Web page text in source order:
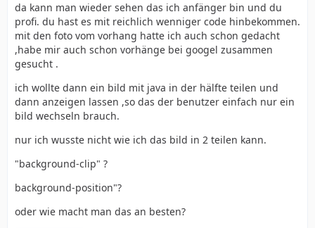
da kann man wieder sehen das ich anfänger bin und du
profi. du hast es mit reichlich wenniger code hinbekommen.
mit den foto vom vorhang hatte ich auch schon gedacht
,habe mir auch schon vorhänge bei googel zusammen
gesucht .
ich wollte dann ein bild mit java in der hälfte teilen und
dann anzeigen lassen ,so das der benutzer einfach nur ein
bild wechseln brauch.
nur ich wusste nicht wie ich das bild in 2 teilen kann.
"background-clip" ?
background-position"?
oder wie macht man das an besten?